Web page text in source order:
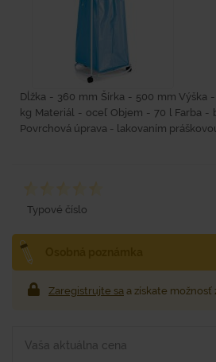
Dĺžka - 360 mm Šírka - 500 mm Výška
kg Materiál - oceľ Objem - 70 l Farba -
Povrchová úprava - lakovaním
Typové číslo
Zaregistrujte sa a získate možnosť
Vaša aktuálna cena